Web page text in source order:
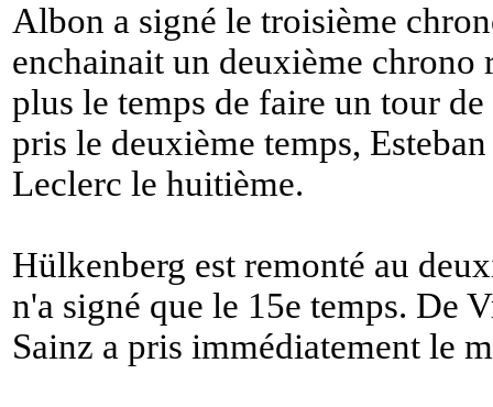
Albon a signé le troisième
enchainait un deuxième chrono
plus le temps de faire un tour
pris le deuxième temps,
Leclerc le huitième.
Hülkenberg est remonté au
n'a signé que le 15e temps. De
Sainz a pris immédiatement le